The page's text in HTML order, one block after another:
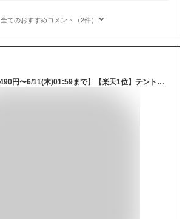
全てのおすすめコメント（2件）
【6,930円→SALE6,490円〜6/11(木)01:59まで】【楽天1位】テント 一人用 ドームテント UVカット ソロテント ドーム型 耐水圧 1,500mm以上 シルバーコーティング メッシュ フルクローズテント キャノピー キャノピーテント インナーテント ■[送料無料]